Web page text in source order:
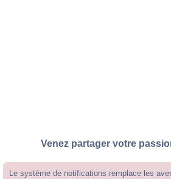
Venez partager votre
Le système de notifications remplace les